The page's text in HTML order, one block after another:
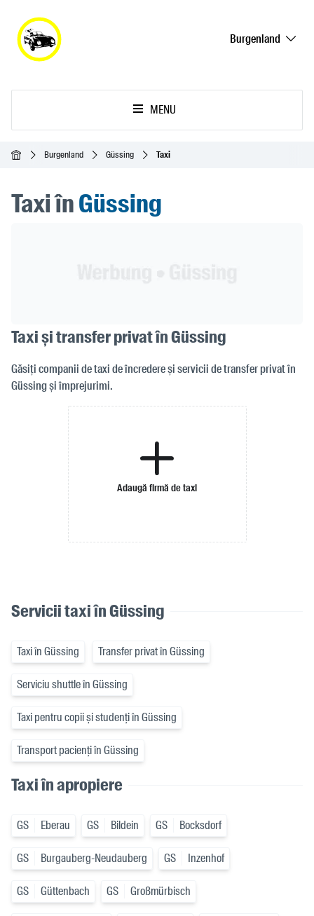
Burgenland
MENU
Acasă Burgenland Güssing Taxi
Taxi înGüssing
Taxi și transfer privat în Güssing
Găsiți companii de taxi de încredere și servicii de transfer privat în
Güssing și împrejurimi.
Adaugă firmă de taxi
Servicii taxi în Güssing
Taxi în Güssing Transfer privat în Güssing
Serviciu shuttle în Güssing
Taxi pentru copii și studenți în Güssing
Transport pacienți în Güssing
Taxi în apropiere
GS Eberau GS Bildein GS Bocksdorf
GS Burgauberg-Neudauberg GS Inzenhof
GS Güttenbach GS Großmürbisch